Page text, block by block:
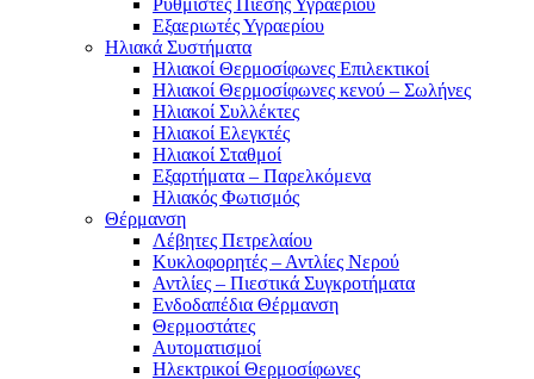
Εξαεριωτές Υγραερίου
Ηλιακά Συστήματα
Ηλιακοί Θερμοσίφωνες Επιλεκτικοί
Ηλιακοί Θερμοσίφωνες κενού – Σωλήνες
Ηλιακοί Συλλέκτες
Ηλιακοί Ελεγκτές
Ηλιακοί Σταθμοί
Εξαρτήματα – Παρελκόμενα
Ηλιακός Φωτισμός
Θέρμανση
Λέβητες Πετρελαίου
Κυκλοφορητές – Αντλίες Νερού
Αντλίες – Πιεστικά Συγκροτήματα
Ενδοδαπέδια Θέρμανση
Θερμοστάτες
Αυτοματισμοί
Ηλεκτρικοί Θερμοσίφωνες